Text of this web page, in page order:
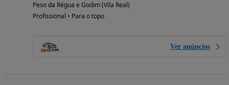
Peso da Régua e Godim (Vila Real)
Profissional • Para o topo
Ver anúncios